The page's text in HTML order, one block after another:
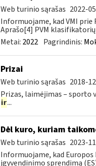
Web turinio sąrašas 2022-
Informuojame, kad VMI prie
Aprašo[4] PVM
Metai: 2022 Pagrindinis:
Prizai
Web turinio sąrašas 2018-
Prizas, laimėjimas – sporto
ir...
Dėl kuro, kuriam
Web turinio sąrašas 2023-
Informuojame, kad
įgyvendinimo sprendimą